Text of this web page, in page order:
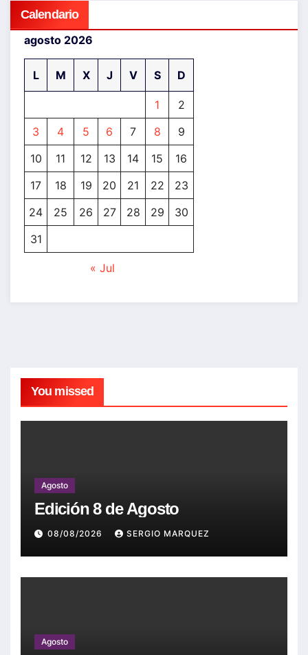
Calendario
agosto 2026
L M X J V S D
1
2
3
4 5 6 7 8
9
10
11 12 13 14 15
16
17
18 19 20 21 22
23
24
25 26 27 28 29
30
31
« Jul
You missed
Agosto
Edición 8 de Agosto
08/08/2026 SERGIO MARQUEZ
Agosto